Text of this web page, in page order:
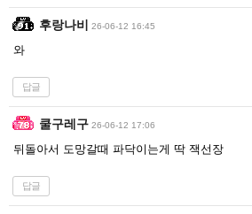
후랑나비 26-06-12 16:45
와
답글
쿨구레구 26-06-12 17:06
뒤돌아서 도망갈때 파닥이는게 딱 잭선장
답글